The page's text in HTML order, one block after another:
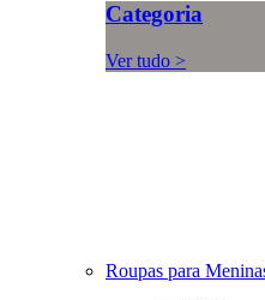
Categoria
Ver tudo >
Roupas para